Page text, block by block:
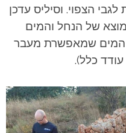
הצפוי. וסיליס עדכן
של הנחל והמים
המים שמאפשרת מעבר
עודד כלל).